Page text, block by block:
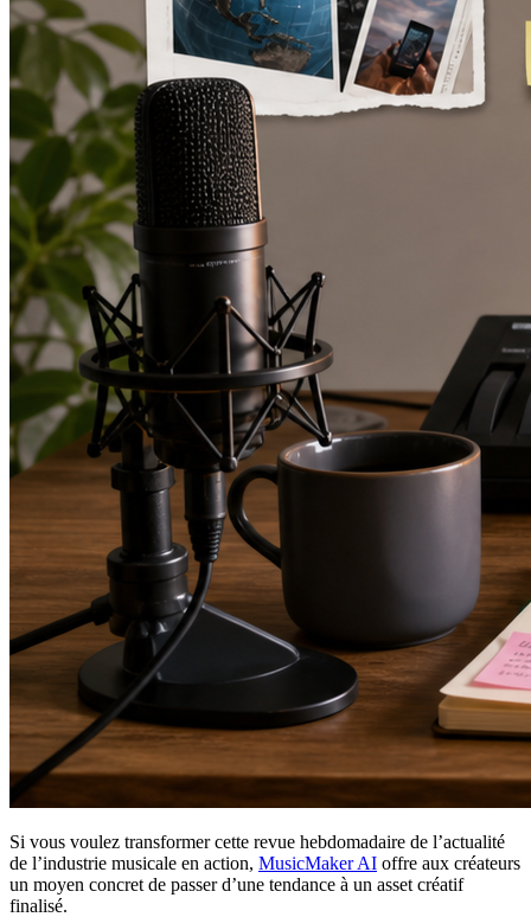
Si vous voulez transformer cette revue hebdomadaire de l’actualité
de l’industrie musicale en action, MusicMaker AI offre aux créateurs
un moyen concret de passer d’une tendance à un asset créatif
finalisé.